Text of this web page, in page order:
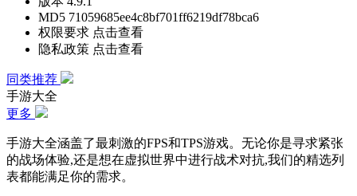
MD5 71059685ee4c8bf701ff6219df78bca6
权限要求 点击查看
隐私政策 点击查看
同类推荐
手游大全
更多
手游大全涵盖了最刺激的FPS和TPS游戏。无论你是寻求紧张
的战场体验,还是想在虚拟世界中进行战术对抗,我们的精选列
表都能满足你的需求。